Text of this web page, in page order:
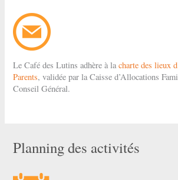
Le Café des Lutins adhère à lacharte des lieux
Parents, validée par la Caisse d’Allocations
Conseil Général.
Planning des activités